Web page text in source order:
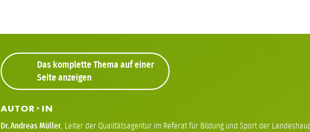
Das komplette Thema auf einer
Seite anzeigen
AUTOR* IN
Dr.Andreas Müller, Leiter der Qualitätsagentur im Referat für Bildung und Sport der